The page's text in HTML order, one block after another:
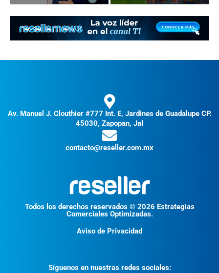
Av. Manuel J. Clouthier #777 Int. E, Jardines de Guadalupe CP.
45030, Zapopan, Jal
contacto@reseller.com.mx
Todos los derechos reservados © 2026 Estrategias
Comerciales Optimizadas.
Aviso de Privacidad
Síguenos en nuestras redes sociales: